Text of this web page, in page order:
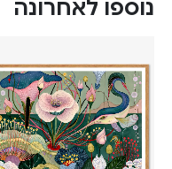
נוספו לאחרונה